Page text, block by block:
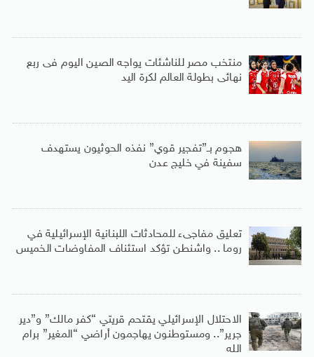
منتخب مصر للناشئات يواجه الصين اليوم فى ربع
نهائى بطولة العالم لكرة اليد
هجوم بـ”تفجير قوي” نفذه الحوثيون يستهدف
سفينة في خليج عدن
تعليق مفاجىء للمحادثات اللبنانية الإسرائيلية في
روما .. واشنطن تؤكد استئناف المفاوضات الخميس
الاحتلال الإسرائيلي يقتحم قريتي “كفر مالك” و”دير
جرير”.. ومستوطنون يهاجمون أراضي “المغير” برام
الله